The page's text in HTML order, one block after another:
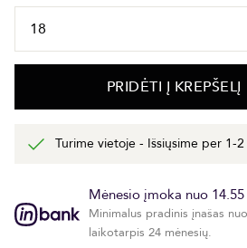
PRIDĖTI Į KREPŠELĮ
Turime vietoje - Išsiųsime per 1-
Mėnesio įmoka nuo 14.55
Minimalus pradinis įnašas
laikotarpis 24 mėnesių.